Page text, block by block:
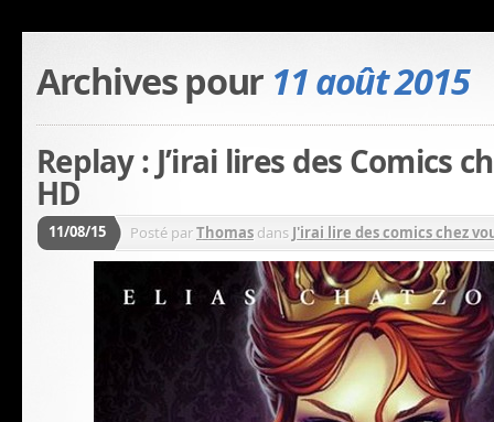
Archives pour 11 août 2015
Replay : J’irai lires des Comics
HD
11/08/15 Posté parThomas dans J'irai lire des comics chez